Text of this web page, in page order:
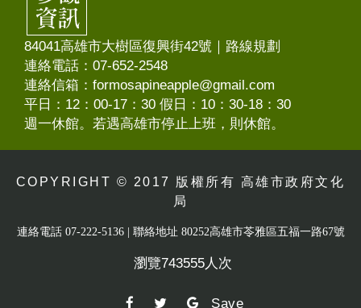
84041高雄市大樹區復興街42號｜ 路線規劃
連絡電話：07-652-2548
連絡信箱：formosapineapple@gmail.com
平日：12：00-17：30 假日：10：30-18：30
週一休館。若遇高雄市停止上班，則休館。
COPYRIGHT © 2017 版權所有 高雄市政府文化
局
連絡電話 07-222-5136 | 聯絡地址 80252高雄市苓雅區五福一路67號
瀏覽743555人次
Save